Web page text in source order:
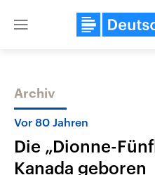
Close
Themen
Archiv
Vor 80 Jahren
Die „Dionne-
Kanada geboren